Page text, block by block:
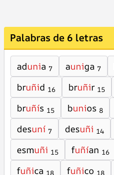
Palabras de 6 letras
adunia 7 auniga 7
bruñid 16 bruñir 15
bruñís 15 bunios 8
desuní 7 desuñi 14
esmuñi 15 fuñían 16
fuñica 18 fuñico 18